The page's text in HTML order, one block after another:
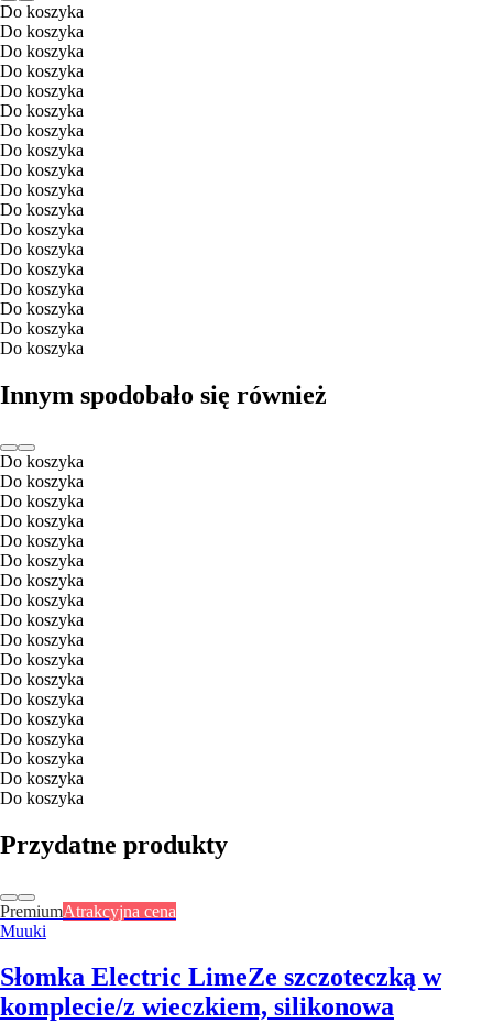
Do koszyka
Do koszyka
Do koszyka
Do koszyka
Do koszyka
Do koszyka
Do koszyka
Do koszyka
Do koszyka
Do koszyka
Do koszyka
Do koszyka
Do koszyka
Do koszyka
Do koszyka
Do koszyka
Do koszyka
Do koszyka
Innym spodobało się również
Do koszyka
Do koszyka
Do koszyka
Do koszyka
Do koszyka
Do koszyka
Do koszyka
Do koszyka
Do koszyka
Do koszyka
Do koszyka
Do koszyka
Do koszyka
Do koszyka
Do koszyka
Do koszyka
Do koszyka
Do koszyka
Przydatne produkty
PremiumAtrakcyjna cena
Muuki
Słomka Electric LimeZe szczoteczką w
komplecie/z wieczkiem, silikonowa